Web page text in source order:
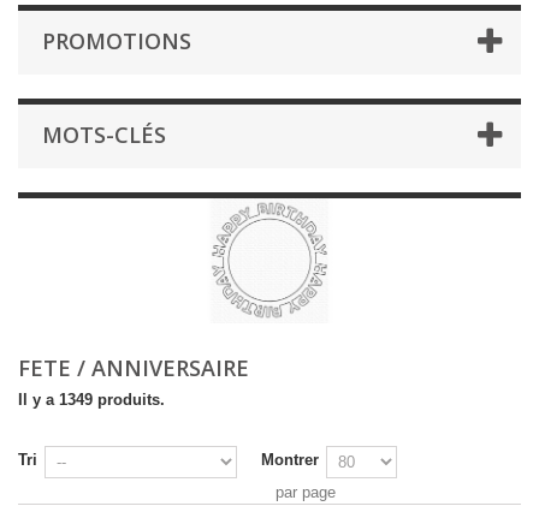
PROMOTIONS
MOTS-CLÉS
FETE / ANNIVERSAIRE
Il y a 1349 produits.
Tri
Montrer
par page